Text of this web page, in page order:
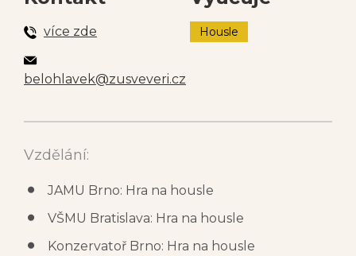
více zde
belohlavek@zusveveri.cz
Housle
Vzdělání:
JAMU Brno: Hra na housle
VŠMU Bratislava: Hra na housle
Konzervatoř Brno: Hra na housle